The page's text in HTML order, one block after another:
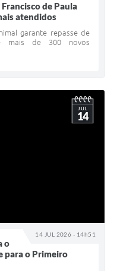
de Paula
atendidos
garante repasse de
mais de 300 novos
14 JUL 2026 - 14h51
JUL
14
o
para o Primeiro